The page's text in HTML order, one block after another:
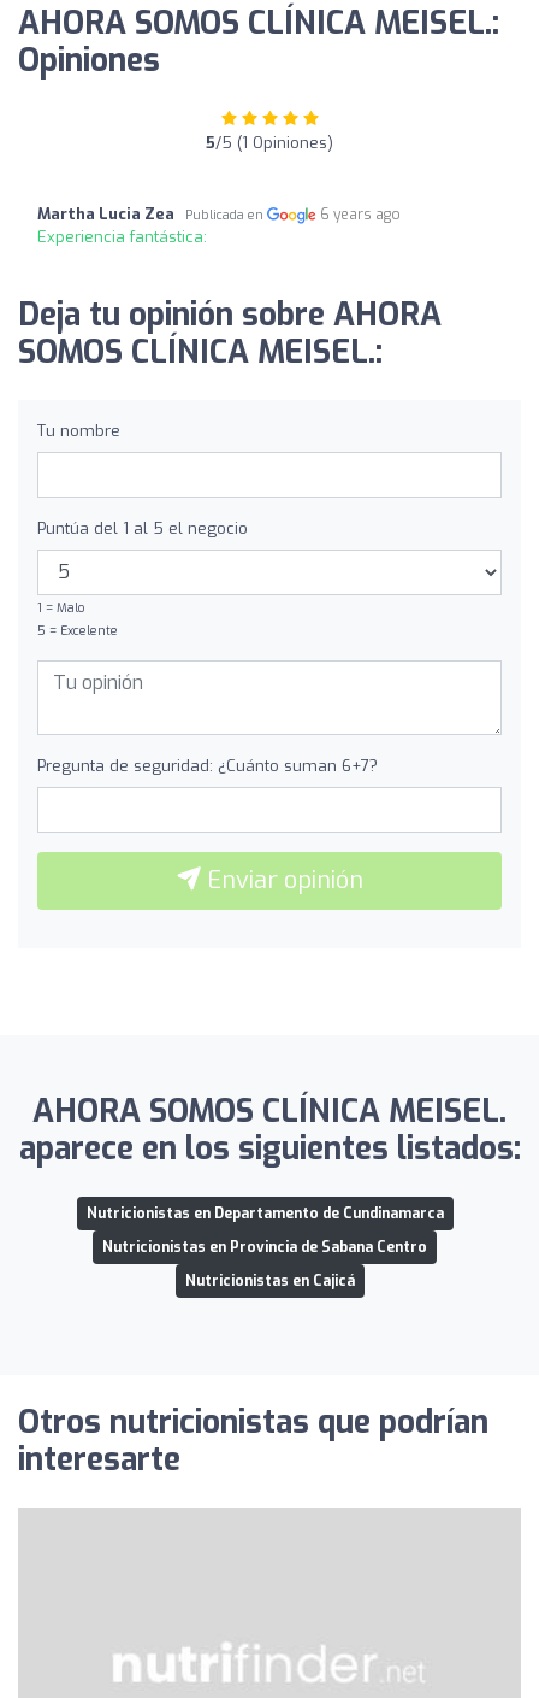
AHORA SOMOS CLÍNICA MEISEL.:
Opiniones
5/5 (1 Opiniones)
Martha Lucia Zea Publicada en 6 years ago
Experiencia fantástica:
Deja tu opinión sobre AHORA
SOMOS CLÍNICA MEISEL.:
Tu nombre
Puntúa del 1 al 5 el negocio
1 = Malo
5 = Excelente
Pregunta de seguridad: ¿Cuánto suman 6+7?
Enviar opinión
AHORA SOMOS CLÍNICA MEISEL.
aparece en los siguientes listados:
Nutricionistas en Departamento de Cundinamarca
Nutricionistas en Provincia de Sabana Centro
Nutricionistas en Cajicá
Otros nutricionistas que podrían
interesarte